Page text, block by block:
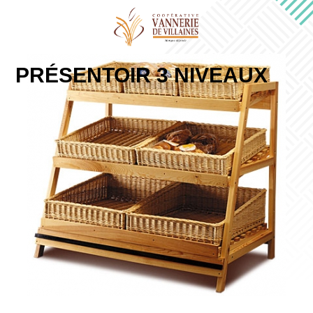
PRÉSENTOIR 3 NIVEAUX